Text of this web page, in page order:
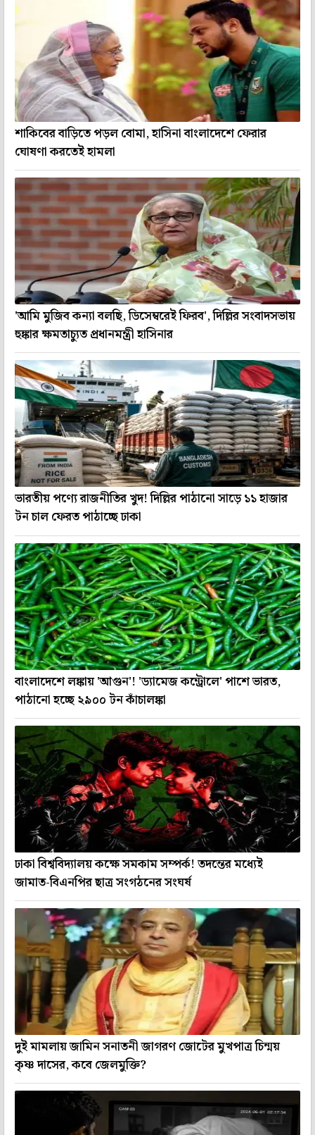
শাকিবের বাড়িতে পড়ল বোমা, হাসিনা বাংলাদেশে ফেরার
ঘোষণা করতেই হামলা
'আমি মুজিব কন্যা বলছি, ডিসেম্বরেই ফিরব', দিল্লির সংবাদসভায়
হুঙ্কার ক্ষমতাচ্যুত প্রধানমন্ত্রী হাসিনার
ভারতীয় পণ্যে রাজনীতির খুদ! দিল্লির পাঠানো সাড়ে ১১ হাজার
টন চাল ফেরত পাঠাচ্ছে ঢাকা
বাংলাদেশে লঙ্কায় 'আগুন'! 'ড্যামেজ কন্ট্রোলে' পাশে ভারত,
পাঠানো হচ্ছে ২৯০০ টন কাঁচালঙ্কা
ঢাকা বিশ্ববিদ্যালয় কক্ষে সমকাম সম্পর্ক! তদন্তের মধ্যেই
জামাত-বিএনপির ছাত্র সংগঠনের সংঘর্ষ
দুই মামলায় জামিন সনাতনী জাগরণ জোটের মুখপাত্র চিন্ময়
কৃষ্ণ দাসের, কবে জেলমুক্তি?